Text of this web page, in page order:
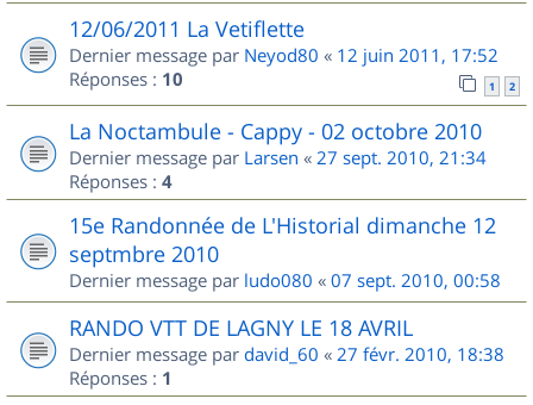
12/06/2011 La Vetiflette
Dernier message par Neyod80 « 12 juin 2011, 17:52
Réponses : 10 1 2
La Noctambule - Cappy - 02 octobre 2010
Dernier message par Larsen « 27 sept. 2010, 21:34
Réponses : 4
15e Randonnée de L'Historial dimanche 12
septmbre 2010
Dernier message par ludo080 « 07 sept. 2010, 00:58
RANDO VTT DE LAGNY LE 18 AVRIL
Dernier message par david_60 « 27 févr. 2010, 18:38
Réponses : 1